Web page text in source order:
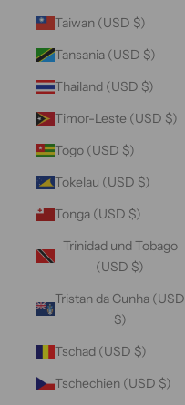
Taiwan (USD $)
Tansania (USD $)
Thailand (USD $)
Timor-Leste (USD $)
Togo (USD $)
Tokelau (USD $)
Tonga (USD $)
Trinidad und Tobago
(USD $)
Tristan da Cunha (USD
$)
Tschad (USD $)
Tschechien (USD $)